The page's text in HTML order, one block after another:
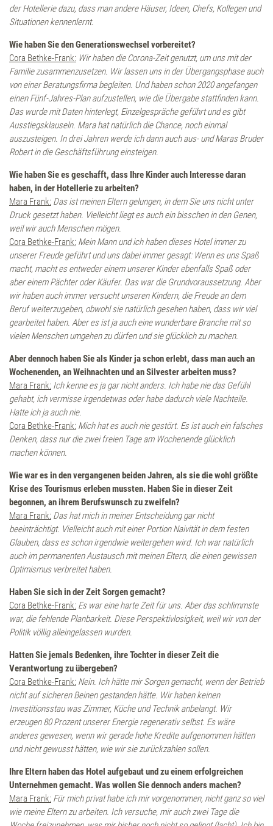
Exklusive Spa-Momente
Longevity
Aktiv sein
Erlebnisse
Bergfrühling
Bergsommer
Bergherbst
Bergwinter
Wandern
Familien
Urlaub mit Hund
Golf
Genuss
Küche
Restaurant
RoCo-Bar
Sommelier
Specials
Chefs Table
Küchenparty
Service
Wochenprogramm
Pressebereich
der Hotellerie dazu, dass man andere Häuser, Ideen, Chefs, Kollegen und
Situationen kennenlernt.
Wie haben Sie den Generationswechsel vorbereitet?
Cora Bethke-Frank: Wir haben die Corona-Zeit genutzt, um uns mit der
Familie zusammenzusetzen. Wir lassen uns in der Übergangsphase auch
von einer Beratungsfirma begleiten. Und haben schon 2020 angefangen
einen Fünf-Jahres-Plan aufzustellen, wie die Übergabe stattfinden kann.
Das wurde mit Daten hinterlegt, Einzelgespräche geführt und es gibt
Ausstiegsklauseln. Mara hat natürlich die Chance, noch einmal
auszusteigen. In drei Jahren werde ich dann auch aus- und Maras Bruder
Robert in die Geschäftsführung einsteigen.
Wie haben Sie es geschafft, dass Ihre Kinder auch Interesse daran
haben, in der Hotellerie zu arbeiten?
Mara Frank: Das ist meinen Eltern gelungen, in dem Sie uns nicht unter
Druck gesetzt haben. Vielleicht liegt es auch ein bisschen in den Genen,
weil wir auch Menschen mögen.
Cora Bethke-Frank: Mein Mann und ich haben dieses Hotel immer zu
unserer Freude geführt und uns dabei immer gesagt: Wenn es uns Spaß
macht, macht es entweder einem unserer Kinder ebenfalls Spaß oder
aber einem Pächter oder Käufer. Das war die Grundvoraussetzung. Aber
wir haben auch immer versucht unseren Kindern, die Freude an dem
Beruf weiterzugeben, obwohl sie natürlich gesehen haben, dass wir viel
gearbeitet haben. Aber es ist ja auch eine wunderbare Branche mit so
vielen Menschen umgehen zu dürfen und sie glücklich zu machen.
Aber dennoch haben Sie als Kinder ja schon erlebt, dass man auch an
Wochenenden, an Weihnachten und an Silvester arbeiten muss?
Mara Frank: Ich kenne es ja gar nicht anders. Ich habe nie das Gefühl
gehabt, ich vermisse irgendetwas oder habe dadurch viele Nachteile.
Hatte ich ja auch nie.
Cora Bethke-Frank: Mich hat es auch nie gestört. Es ist auch ein falsches
Denken, dass nur die zwei freien Tage am Wochenende glücklich
machen können.
Wie war es in den vergangenen beiden Jahren, als sie die wohl größte
Krise des Tourismus erleben mussten. Haben Sie in dieser Zeit
begonnen, an ihrem Berufswunsch zu zweifeln?
Mara Frank: Das hat mich in meiner Entscheidung gar nicht
beeinträchtigt. Vielleicht auch mit einer Portion Naivität in dem festen
Glauben, dass es schon irgendwie weitergehen wird. Ich war natürlich
auch im permanenten Austausch mit meinen Eltern, die einen gewissen
Optimismus verbreitet haben.
Haben Sie sich in der Zeit Sorgen gemacht?
Cora Bethke-Frank: Es war eine harte Zeit für uns. Aber das schlimmste
war, die fehlende Planbarkeit. Diese Perspektivlosigkeit, weil wir von der
Politik völlig alleingelassen wurden.
Hatten Sie jemals Bedenken, ihre Tochter in dieser Zeit die
Verantwortung zu übergeben?
Cora Bethke-Frank: Nein. Ich hätte mir Sorgen gemacht, wenn der Betrieb
nicht auf sicheren Beinen gestanden hätte. Wir haben keinen
Investitionsstau was Zimmer, Küche und Technik anbelangt. Wir
erzeugen 80 Prozent unserer Energie regenerativ selbst. Es wäre
anderes gewesen, wenn wir gerade hohe Kredite aufgenommen hätten
und nicht gewusst hätten, wie wir sie zurückzahlen sollen.
Ihre Eltern haben das Hotel aufgebaut und zu einem erfolgreichen
Unternehmen gemacht. Was wollen Sie dennoch anders machen?
Mara Frank: Für mich privat habe ich mir vorgenommen, nicht ganz so viel
wie meine Eltern zu arbeiten. Ich versuche, mir auch zwei Tage die